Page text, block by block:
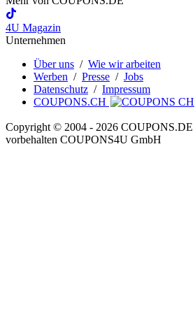
4U Magazin
Unternehmen
Über uns / Wie wir arbeiten
Werben / Presse / Jobs
Datenschutz / Impressum
COUPONS.CH
Copyright © 2004 ‐ 2026 COUPONS.DE
vorbehalten COUPONS4U GmbH